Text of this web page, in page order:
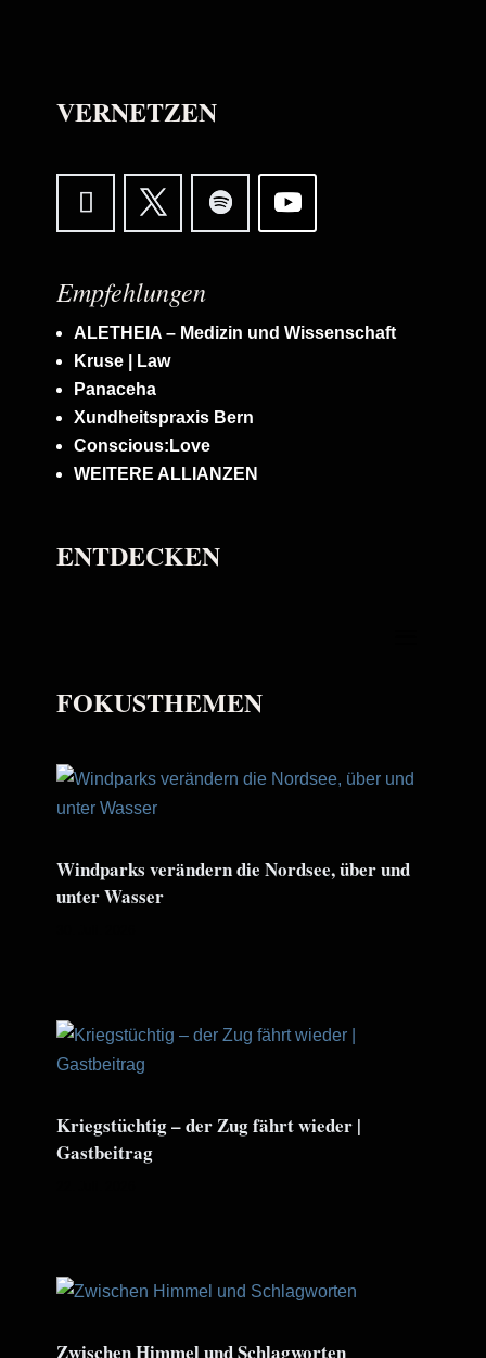
VERNETZEN
Empfehlungen
ALETHEIA – Medizin und Wissenschaft
Kruse | Law
Panaceha
Xundheitspraxis Bern
Conscious:Love
WEITERE ALLIANZEN
ENTDECKEN
FOKUSTHEMEN
Windparks verändern die Nordsee, über und
unter Wasser
Kriegstüchtig – der Zug fährt wieder |
Gastbeitrag
Zwischen Himmel und Schlagworten